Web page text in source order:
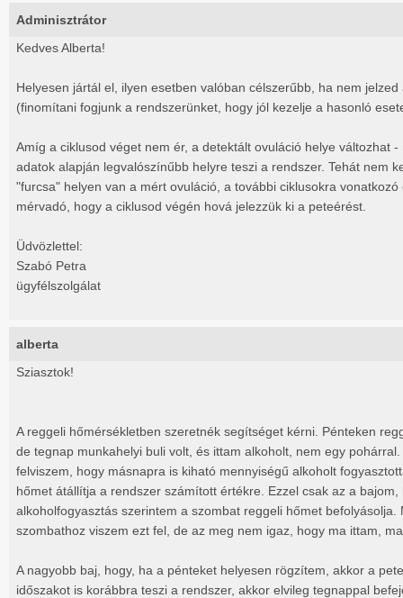
Adminisztrátor
Kedves Alberta!
Helyesen jártál el, ilyen esetben valóban célszerűbb, ha nem
(finomítani fogjunk a rendszerünket, hogy jól kezelje a hasonló
Amíg a ciklusod véget nem ér, a detektált ovuláció helye változhat
adatok alapján legvalószínűbb helyre teszi a rendszer. Tehát nem
"furcsa" helyen van a mért ovuláció, a további ciklusokra
mérvadó, hogy a ciklusod végén hová jelezzük ki a peteérést.
Üdvözlettel:
Szabó Petra
ügyfélszolgálat
alberta
Sziasztok!
A reggeli hőmérsékletben szeretnék segítséget kérni. Pénteken
de tegnap munkahelyi buli volt, és ittam alkoholt, nem egy
felviszem, hogy másnapra is kiható mennyiségű alkoholt
hőmet átállítja a rendszer számított értékre. Ezzel csak az a
alkoholfogyasztás szerintem a szombat reggeli hőmet befolyásolja.
szombathoz viszem ezt fel, de az meg nem igaz, hogy ma ittam,
A nagyobb baj, hogy, ha a pénteket helyesen rögzítem, akkor a
időszakot is korábbra teszi a rendszer, akkor elvileg tegnappal